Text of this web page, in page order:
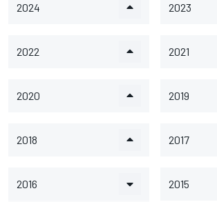
2024 2023
2022 2021
2020 2019
2018 2017
2016 2015